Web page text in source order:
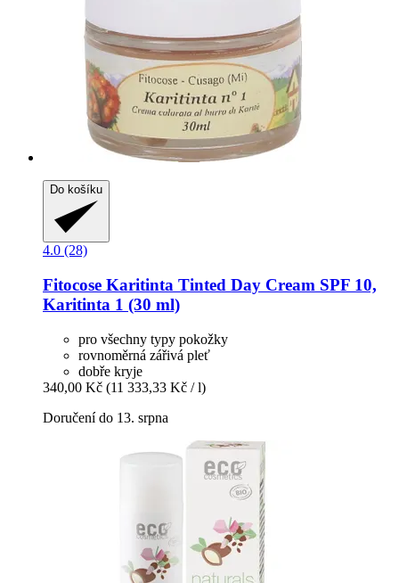
Do košíku
4.0 (28)
Fitocose Karitinta Tinted Day Cream SPF 10,
Karitinta 1 (30 ml)
pro všechny typy pokožky
rovnoměrná zářivá pleť
dobře kryje
340,00 Kč (11 333,33 Kč / l)
Doručení do 13. srpna